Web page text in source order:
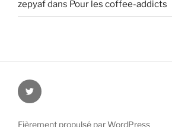
zepyafdans Pour les coffee-addicts
@zepyaf
Fièrement propulsé par WordPress